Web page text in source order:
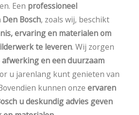
Een professioneel
Bosch, zoals wij, beschikt
ervaring en materialen om
te leveren. Wij zorgen
en een duurzaam
u jarenlang kunt genieten van
kunnen onze ervaren
u deskundig advies geven